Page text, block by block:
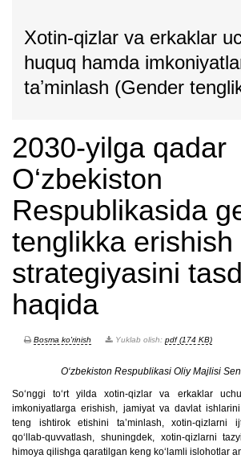
Xotin-qizlar va erkaklar
huquq hamda
taʼminlash (Gender
2030-yilga qadar
O‘zbekiston
Respublikasida
tenglikka erishish
strategiyasini
haqida
Bosma ko'rinish Yuklab olish: pdf (174 KB)
O‘zbekiston Respublikasi Oliy Majlisi
So‘nggi to‘rt yilda xotin-qizlar va erkaklar
imkoniyatlarga erishish, jamiyat va davlat
teng ishtirok etishini ta’minlash, xotin-qizlarni
qo‘llab-quvvatlash, shuningdek, xotin-qizlarni
himoya qilishga qaratilgan keng ko‘lamli islohotlar